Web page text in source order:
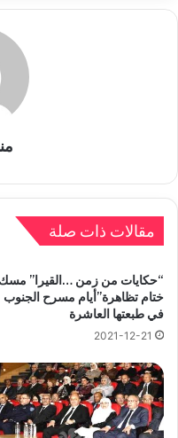
مقالات ذات صلة
“حكايات من زمن …القيرا” مسك
ختام تظاهرة”أيام مسرح الجنوب
في طبعتها العاشرة
2021-12-21